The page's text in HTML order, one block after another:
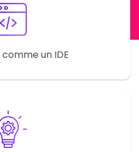
un IDE